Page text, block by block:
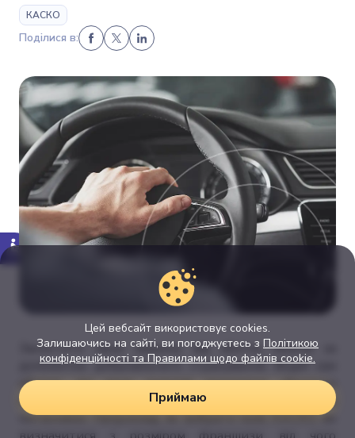
КАСКО
Поділися в:
Захистити свою машину від збитку можна за
допомогою добровільного страхування. Водій сам
обирає, від яких ризиків розумніше уберегти
автомобіль, але при цьому стикається з багатьма
питаннями. Наприклад, як вибрати поліс КАСКО, як
Цей вебсайт використовує cookies.
Залишаючись на сайті, ви погоджуєтесь з Політикою
конфіденційності та Правилами щодо файлів cookie.
Приймаю